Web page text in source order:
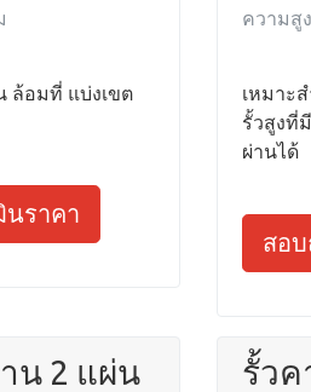
ล้อมที่ แบ่งเขต
นราคา
ความสู
เหมาะ
รั้วสูงที่
ผ่านได้
สอ
น 2 แผ่น
รั้วค